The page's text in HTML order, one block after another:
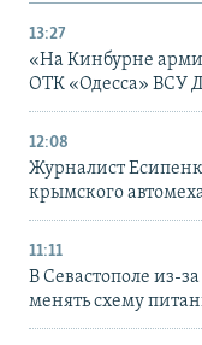
13:27
«На Кинбурне
ОТК «Одесса» ВСУ
12:08
Журналист
крымского
11:11
В Севастополе из-
менять схему